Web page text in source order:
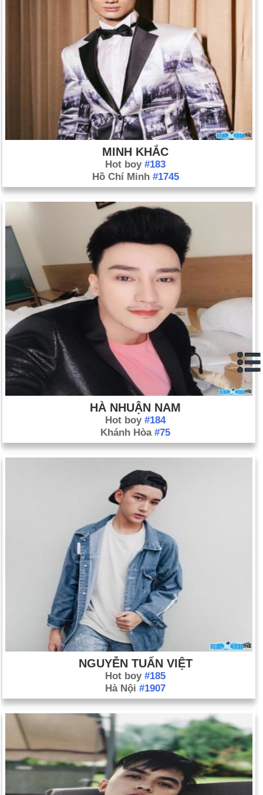
MINH KHẮC
Hot boy #183
Hồ Chí Minh #1745
HÀ NHUẬN NAM
Hot boy #184
Khánh Hòa #75
NGUYỄN TUẤN VIỆT
Hot boy #185
Hà Nội #1907